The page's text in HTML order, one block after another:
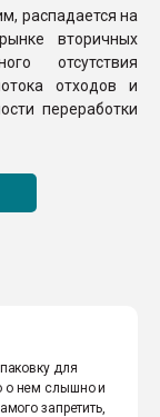
распадается на
вторичных
отсутствия
отходов и
переработки
для
о нем слышно и
запретить,